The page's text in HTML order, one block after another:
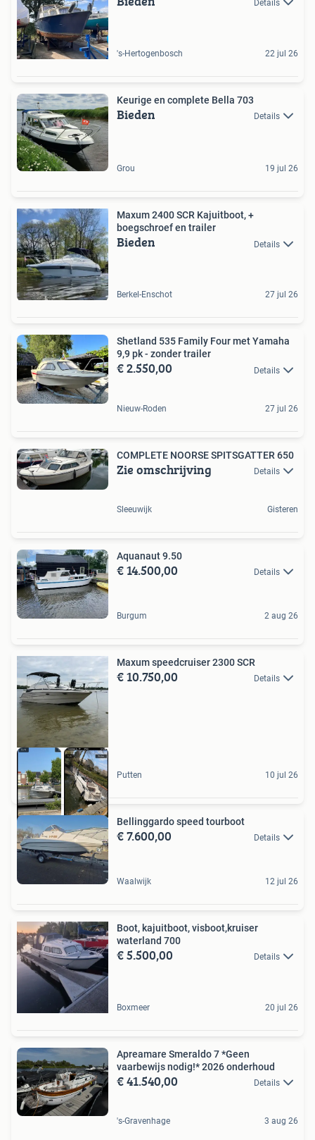
Details
's-Hertogenbosch 22 jul 26
Keurige en complete Bella 703
Bieden Details
Grou 19 jul 26
Maxum 2400 SCR Kajuitboot, +
boegschroef en trailer
Bieden Details
Berkel-Enschot 27 jul 26
Shetland 535 Family Four met Yamaha
9,9 pk - zonder trailer
€ 2.550,00 Details
Nieuw-Roden 27 jul 26
COMPLETE NOORSE SPITSGATTER 650
Zie omschrijving Details
Sleeuwijk Gisteren
Aquanaut 9.50
€ 14.500,00 Details
Burgum 2 aug 26
Maxum speedcruiser 2300 SCR
€ 10.750,00 Details
Putten 10 jul 26
Bellinggardo speed tourboot
€ 7.600,00 Details
Waalwijk 12 jul 26
Boot, kajuitboot, visboot,kruiser
waterland 700
€ 5.500,00 Details
Boxmeer 20 jul 26
Apreamare Smeraldo 7 *Geen
vaarbewijs nodig!* 2026 onderhoud
€ 41.540,00 Details
's-Gravenhage 3 aug 26